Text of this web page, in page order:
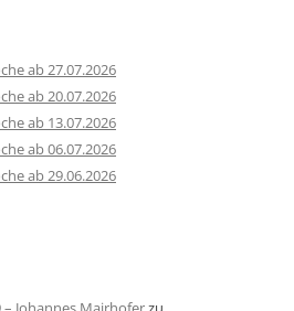
ab 27.07.2026
ab 20.07.2026
ab 13.07.2026
ab 06.07.2026
ab 29.06.2026